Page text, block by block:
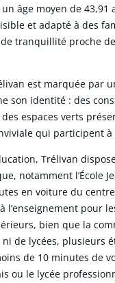
âge moyen de 43,91
et adapté à des
tranquillité proche
est marquée par
son identité : des
espaces verts
qui participent
Trélivan
notamment l’École
en voiture du
l’enseignement pour
bien que la
ni de lycées, plusieurs
de 10 minutes de
ou le lycée